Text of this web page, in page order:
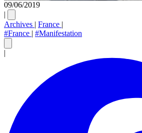
09/06/2019
|
Archives | France |
#France | #Manifestation
|